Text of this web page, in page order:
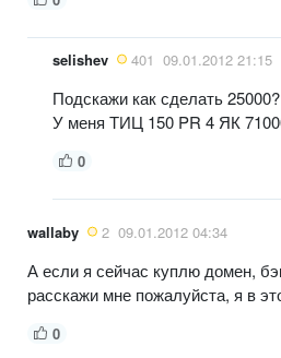
selishev 401 09.01.2012 21:15
Подскажи как сделать 25000?
У меня ТИЦ 150 PR 4 ЯК
0
wallaby 2 09.01.2012 04:34
А если я сейчас куплю домен,
расскажи мне пожалуйста, я в
0